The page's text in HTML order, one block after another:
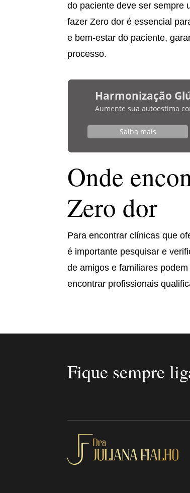
do paciente deve ser sempre
fazer Zero dor é essencial
e bem-estar do paciente,
processo.
Harmonização
Aumente sua autoestima
Saiba mais
Onde
Zero dor
Para encontrar clínicas que
é importante pesquisar e
de amigos e familiares
encontrar profissionais
Fique sempre